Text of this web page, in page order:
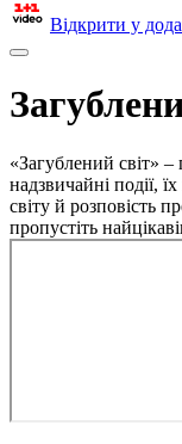
Відкрити у
«Загублений світ»
надзвичайні події,
світу й розповість
пропустіть